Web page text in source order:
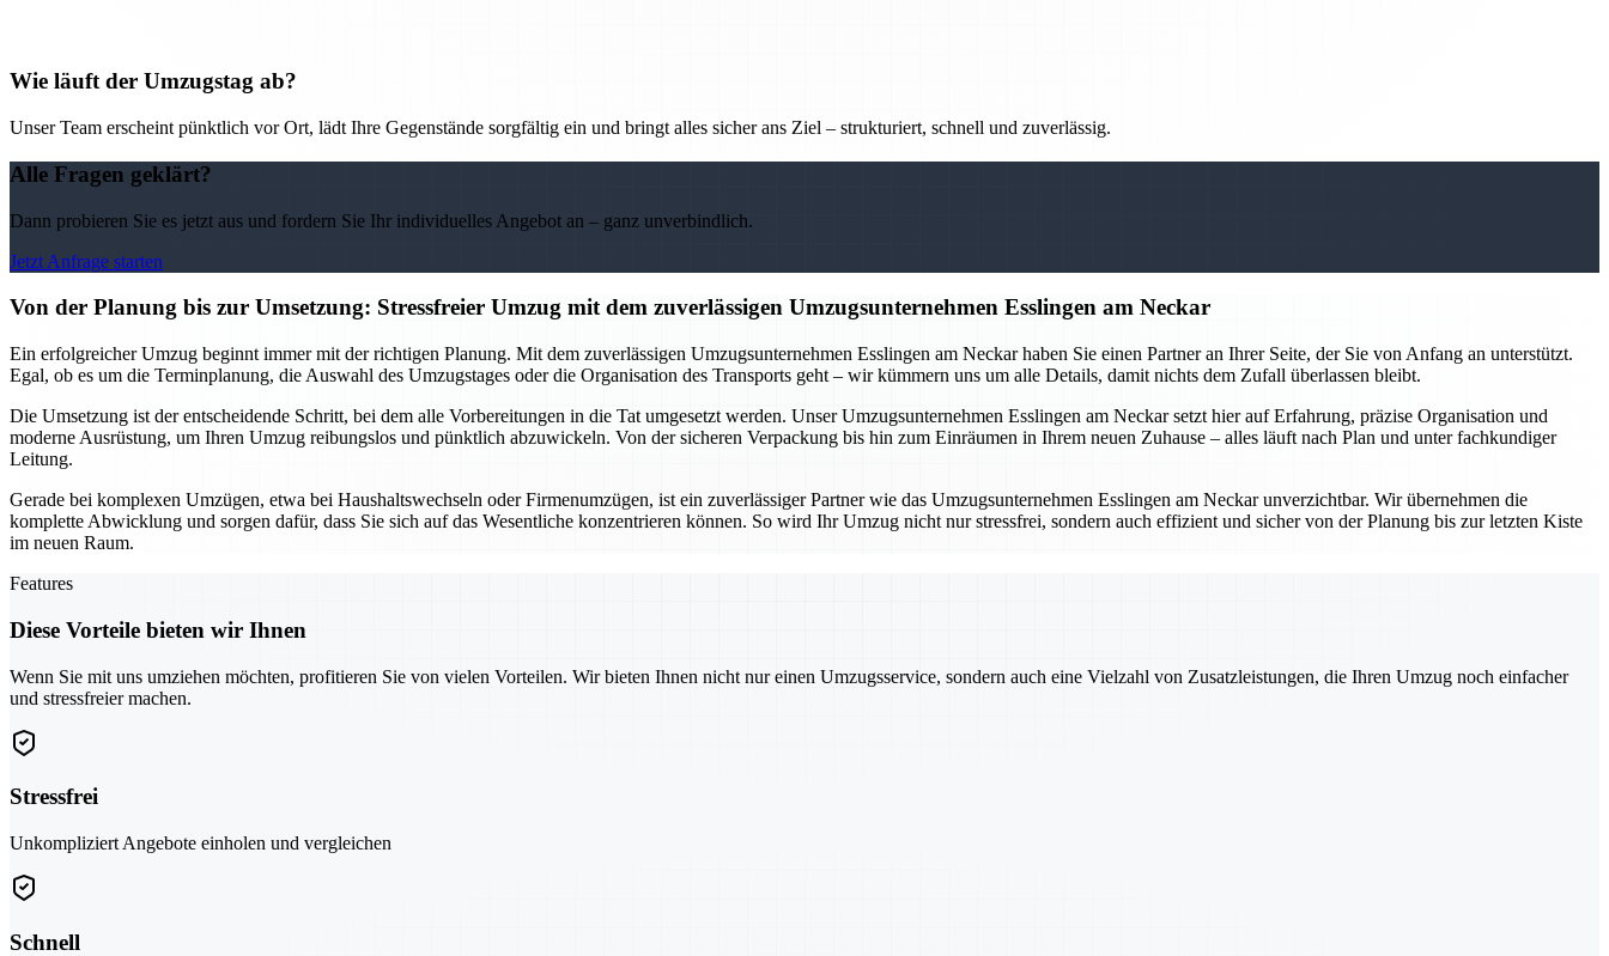
Wie läuft der Umzugstag ab?
Unser Team erscheint pünktlich vor Ort, lädt Ihre Gegenstände sorgfältig ein und bringt alles sicher ans Ziel – strukturiert, schnell und zuverlässig.
Alle Fragen geklärt?
Dann probieren Sie es jetzt aus und fordern Sie Ihr individuelles Angebot an – ganz unverbindlich.
Jetzt Anfrage starten
Von der Planung bis zur Umsetzung: Stressfreier Umzug mit dem zuverlässigen Umzugsunternehmen Esslingen am Neckar
Ein erfolgreicher Umzug beginnt immer mit der richtigen Planung. Mit dem zuverlässigen Umzugsunternehmen Esslingen am Neckar haben Sie einen Partner an Ihrer Seite, der Sie von Anfang an unterstützt.
Egal, ob es um die Terminplanung, die Auswahl des Umzugstages oder die Organisation des Transports geht – wir kümmern uns um alle Details, damit nichts dem Zufall überlassen bleibt.
Die Umsetzung ist der entscheidende Schritt, bei dem alle Vorbereitungen in die Tat umgesetzt werden. Unser Umzugsunternehmen Esslingen am Neckar setzt hier auf Erfahrung, präzise Organisation und
moderne Ausrüstung, um Ihren Umzug reibungslos und pünktlich abzuwickeln. Von der sicheren Verpackung bis hin zum Einräumen in Ihrem neuen Zuhause – alles läuft nach Plan und unter fachkundiger
Leitung.
Gerade bei komplexen Umzügen, etwa bei Haushaltswechseln oder Firmenumzügen, ist ein zuverlässiger Partner wie das Umzugsunternehmen Esslingen am Neckar unverzichtbar. Wir übernehmen die
komplette Abwicklung und sorgen dafür, dass Sie sich auf das Wesentliche konzentrieren können. So wird Ihr Umzug nicht nur stressfrei, sondern auch effizient und sicher von der Planung bis zur letzten Kiste
im neuen Raum.
Features
Diese Vorteile bieten wir Ihnen
Wenn Sie mit uns umziehen möchten, profitieren Sie von vielen Vorteilen. Wir bieten Ihnen nicht nur einen Umzugsservice, sondern auch eine Vielzahl von Zusatzleistungen, die Ihren Umzug noch einfacher
und stressfreier machen.
Stressfrei
Unkompliziert Angebote einholen und vergleichen
Schnell